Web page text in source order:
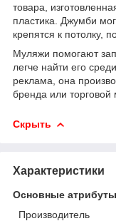
товара,
пластика. Джумби
крепятся к потолку,
Муляжи помогают
легче найти его
реклама, она
бренда или торговой
Скрыть
Характеристики
Основные атрибуты
Производитель